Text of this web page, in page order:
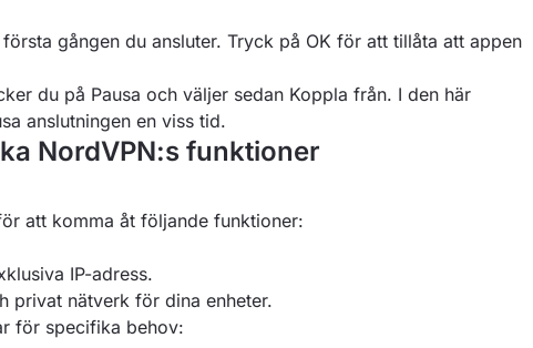
gången du ansluter. Tryck på OK för att tillåta att appen
du på Pausa och väljer sedan Koppla från. I den här
anslutningen en viss tid.
NordVPN:s funktioner
att komma åt följande funktioner:
IP-adress.
privat nätverk för dina enheter.
för specifika behov: